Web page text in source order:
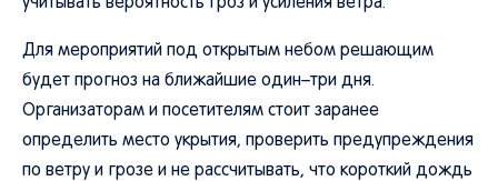
учитывать вероятность гроз и усиления ветра.
Для мероприятий под открытым небом решающим
будет прогноз на ближайшие один–три дня.
Организаторам и посетителям стоит заранее
определить место укрытия, проверить предупреждения
по ветру и грозе и не рассчитывать, что короткий дождь